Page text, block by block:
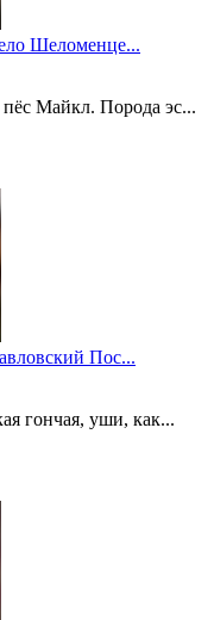
Шеломенце...
Майкл. Порода эс...
Пос...
гончая, уши, как...